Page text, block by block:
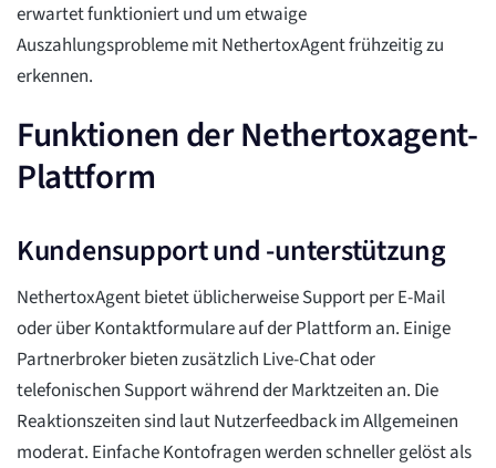
erwartet funktioniert und um etwaige
Auszahlungsprobleme mit NethertoxAgent frühzeitig zu
erkennen.
Funktionen der Nethertoxagent-
Plattform
Kundensupport und -unterstützung
NethertoxAgent bietet üblicherweise Support per E-Mail
oder über Kontaktformulare auf der Plattform an. Einige
Partnerbroker bieten zusätzlich Live-Chat oder
telefonischen Support während der Marktzeiten an. Die
Reaktionszeiten sind laut Nutzerfeedback im Allgemeinen
moderat. Einfache Kontofragen werden schneller gelöst als